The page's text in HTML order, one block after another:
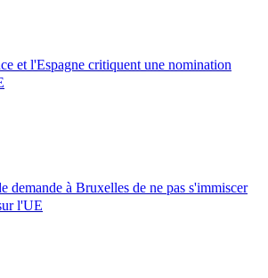
et l'Espagne critiquent une nomination
à Bruxelles de ne pas s'immiscer
l'UE